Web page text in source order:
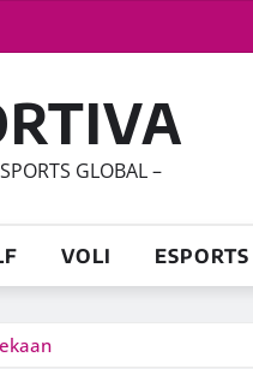
GLOBAL –
VOLI ESPORTS